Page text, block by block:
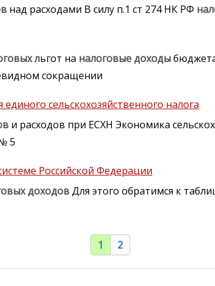
над расходами В силу п.1 ст 274 НК РФ
льгот на налоговыедоходы
сокращении
сельскохозяйственного налога
и расходов при ЕСХН Экономика
5
Российской Федерации
доходовДля этого обратимся к
1 2